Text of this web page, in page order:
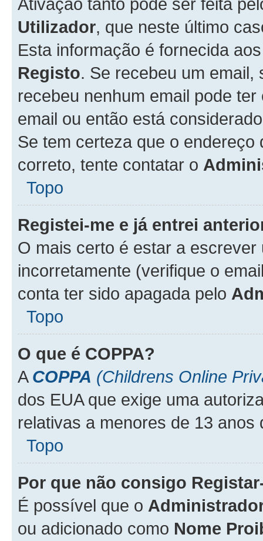
Utilizador, que neste último
Esta informação é fornecida
Registo. Se recebeu um
recebeu nenhum email pode
email ou então está
Se tem certeza que o
correto, tente contatar o
Topo
Registei-me e já entrei
O mais certo é estar a
incorretamente (verifique o
conta ter sido apagada pelo
Topo
O que é COPPA?
A COPPA (Childrens Online
dos EUA que exige uma
relativas a menores de 13 anos
Topo
Por que não consigo
É possível que o
ou adicionado como Nome